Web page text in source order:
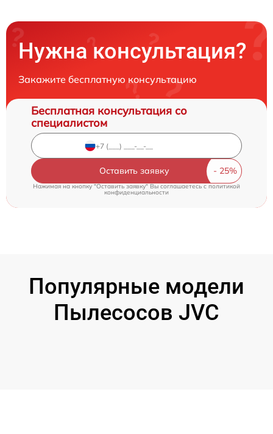
Нужна консультация?
Закажите бесплатную консультацию
Бесплатная консультация со
специалистом
Оставить заявку
Нажимая на кнопку "Оставить заявку" Вы соглашаетесь c политикой
конфиденциальности
Популярные модели
Пылесосов JVC